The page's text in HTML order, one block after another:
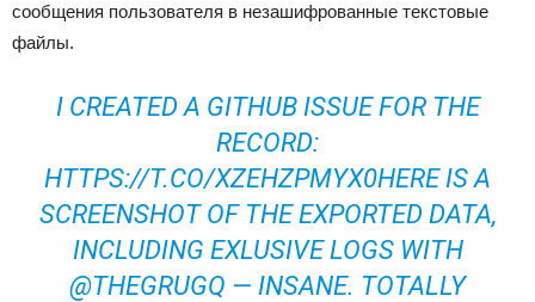
сообщения пользователя в незашифрованные текстовые
файлы.
I CREATED A GITHUB ISSUE FOR THE
RECORD:
HTTPS://T.CO/XZEHZPMYX0HERE IS A
SCREENSHOT OF THE EXPORTED DATA,
INCLUDING EXLUSIVE LOGS WITH
@THEGRUGQ — INSANE. TOTALLY